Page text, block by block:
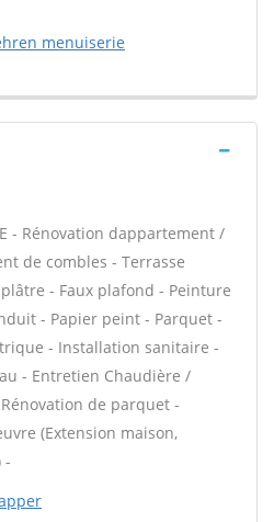
menuiserie
- Rénovation dappartement /
de combles - Terrasse
- Faux plafond - Peinture
- Papier peint - Parquet -
- Installation sanitaire -
- Entretien Chaudière /
de parquet -
(Extension maison,
-